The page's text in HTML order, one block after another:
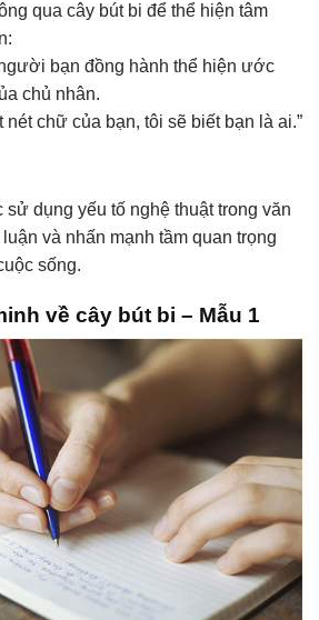
qua cây bút bi để thể hiện tâm
bạn đồng hành thể hiện ước
chủ nhân.
nét chữ của bạn, tôi sẽ biết bạn là ai.”
sử dụng yếu tố nghệ thuật trong văn
và nhấn mạnh tầm quan trọng
sống.
về cây bút bi – Mẫu 1